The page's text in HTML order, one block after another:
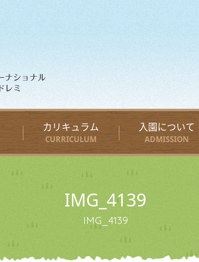
カリキュラム
CURRICULUM
入園について
ADMISSION
IMG_4139
IMG_4139